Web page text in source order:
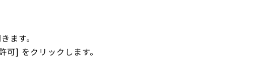
ます。
] をクリックします。